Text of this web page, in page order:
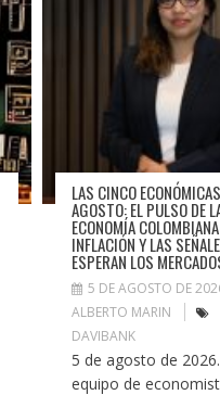
LAS CINCO
AGOSTO: EL PULSO DE
ECONOMÍA
INFLACIÓN Y LAS
ESPERAN LOS
5 DE AGOSTO DE
ALBERTO MARIN
DAVIBANK
5 de agosto de
equipo de